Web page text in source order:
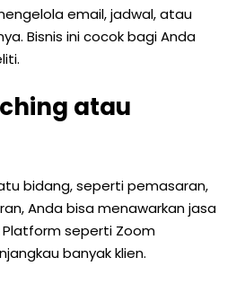
email, jadwal, atau
Bisnis ini cocok bagi Anda
atau
bidang, seperti pemasaran,
Anda bisa menawarkan jasa
seperti Zoom
banyak klien.